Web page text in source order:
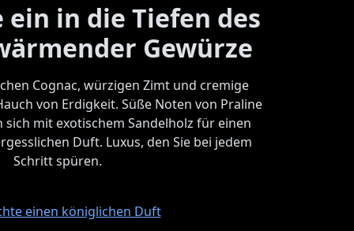
ein in die Tiefen des
Gewürze
Cognac, würzigen Zimt und cremige
von Erdigkeit. Süße Noten von Praline
sich mit exotischem Sandelholz für einen
Duft. Luxus, den Sie bei jedem
Schritt spüren.
einen königlichen Duft